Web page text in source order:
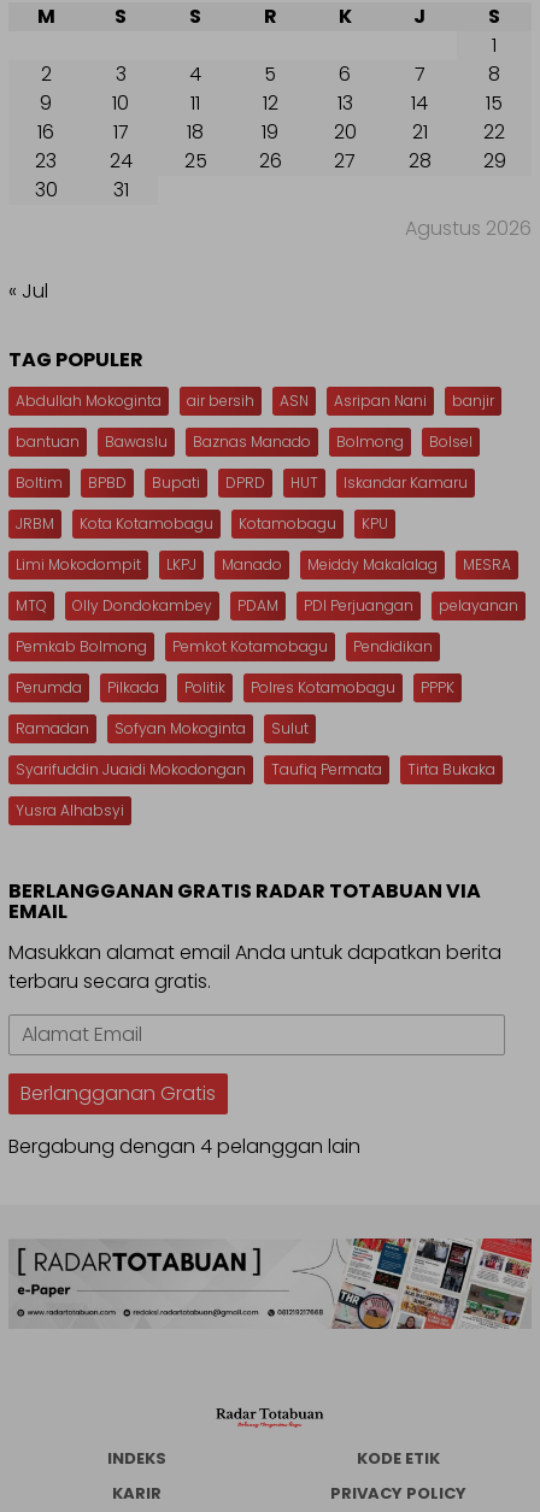
Agustus 2026
M S S R K J
S
1
2
3 4 5 6 7
8
9
10 11 12 13 14
15
16
17 18 19 20 21
22
23
24 25 26 27 28
29
30
31
« Jul
TAG POPULER
Abdullah Mokoginta air bersih ASN Asripan Nani
banjir
bantuan
Bawaslu Baznas Manado Bolmong
Bolsel
Boltim
BPBD Bupati DPRD HUT
Iskandar Kamaru
JRBM
Kota Kotamobagu Kotamobagu
KPU
Limi Mokodompit
LKPJ Manado Meiddy Makalalag
MESRA
MTQ
Olly Dondokambey PDAM PDI Perjuangan
pelayanan
Pemkab Bolmong
Pemkot Kotamobagu
Pendidikan
Perumda
Pilkada Politik Polres Kotamobagu
PPPK
Ramadan
Sofyan Mokoginta
Sulut
Syarifuddin Juaidi Mokodongan
Taufiq Permata
Tirta Bukaka
Yusra Alhabsyi
BERLANGGANAN GRATIS RADAR TOTABUAN VIA
EMAIL
Masukkan alamat email Anda untuk dapatkan berita
terbaru secara gratis.
Alamat
Email
Berlangganan Gratis
Bergabung dengan 4 pelanggan lain
INDEKS
KODE ETIK
KARIR
PRIVACY POLICY